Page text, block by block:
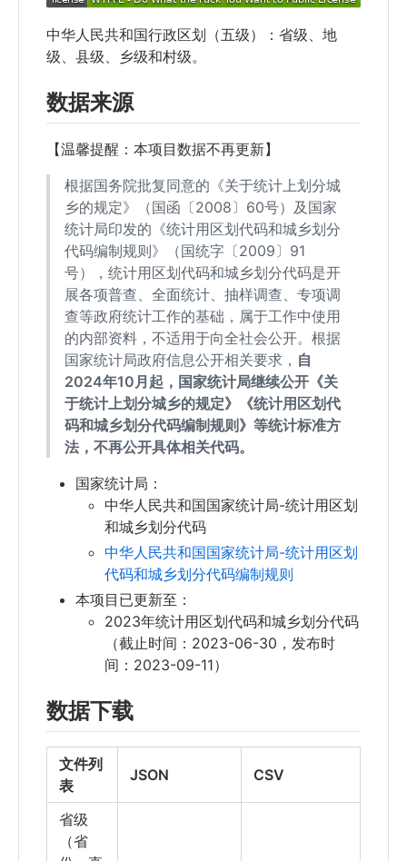
中华人民共和国行政区划（五级）：省级、地
级、县级、乡级和村级。
数据来源
【温馨提醒：本项目数据不再更新】
根据国务院批复同意的《关于统计上划分城
乡的规定》（国函〔2008〕60号）及国家
统计局印发的《统计用区划代码和城乡划分
代码编制规则》（国统字〔2009〕91
号），统计用区划代码和城乡划分代码是开
展各项普查、全面统计、抽样调查、专项调
查等政府统计工作的基础，属于工作中使用
的内部资料，不适用于向全社会公开。根据
国家统计局政府信息公开相关要求， 自
2024年10月起，国家统计局继续公开《关
于统计上划分城乡的规定》《统计用区划代
码和城乡划分代码编制规则》等统计标准方
法，不再公开具体相关代码。
国家统计局：
中华人民共和国国家统计局-统计用区划
和城乡划分代码
中华人民共和国国家统计局-统计用区划
代码和城乡划分代码编制规则
本项目已更新至：
2023年统计用区划代码和城乡划分代码
（截止时间：2023-06-30，发布时
间：2023-09-11）
数据下载
文件列
表
JSON CSV
省级
（省